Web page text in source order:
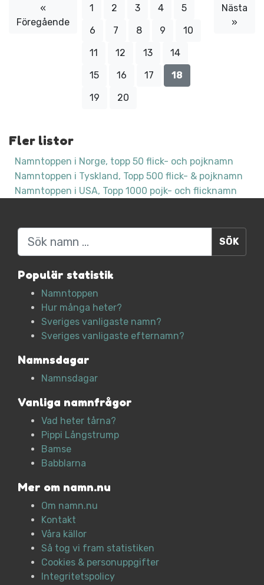
«
Föregående
1 2 3 4
5
6
7 8 9
10
11
12 13
14
15
16 17
18
19
20
Nästa
»
Fler listor
Namntoppen i Norge, topp 50 flick- och pojknamn
Namntoppen i Tyskland, Topp 500 flick- & pojknamn
Namntoppen i USA, Topp 1000 pojk- och flicknamn
Sök
Populär statistik
Namntoppen
Hur många heter?
Sveriges vanligaste namn?
Sveriges vanligaste efternamn?
Namnsdagar
Namnsdagar
Vanliga namnfrågor
Vad heter tårna?
Pippi Långstrump
Bamse
Babblarna
Mer om namn.nu
Om namn.nu
Kontakt
Våra källor
Så tog vi fram statistiken
Cookies & personuppgifter
Integritetspolicy